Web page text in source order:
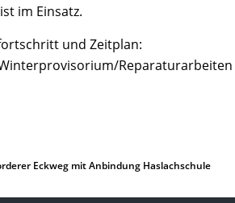
im Einsatz.
und Zeitplan:
Reparaturarbeiten
Eckweg mit Anbindung Haslachschule